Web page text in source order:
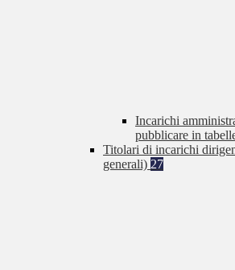
Incarichi
pubblicare in
Titolari di incarichi
generali) 27